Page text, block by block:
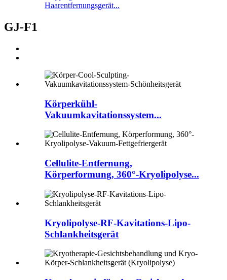
Haarentfernungsgerät...
GJ-F1
Körperkühl-
Vakuumkavitationssystem...
Cellulite-Entfernung,
Körperformung, 360°-Kryolipolyse...
Kryolipolyse-RF-Kavitations-Lipo-
Schlankheitsgerät